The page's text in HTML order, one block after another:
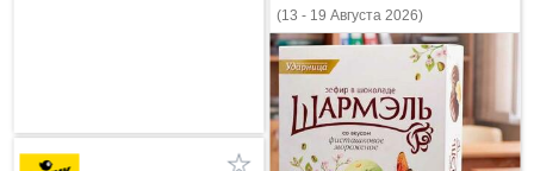
(13 - 19 Августа 2026)